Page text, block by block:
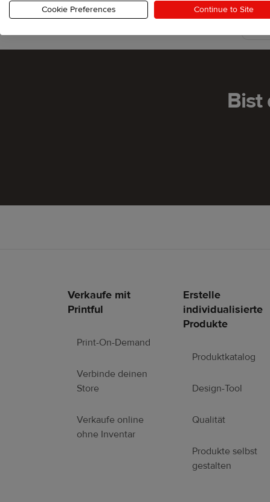
Bist
Fußzeilen-
Links
Verkaufe mit
Printful
Print-On-Demand
Verbinde deinen
Store
Verkaufe online
ohne Inventar
Erstelle
individualisierte
Produkte
Produktkatalog
Design-Tool
Qualität
Produkte selbst
gestalten
Cookie Preferences Continue to Site